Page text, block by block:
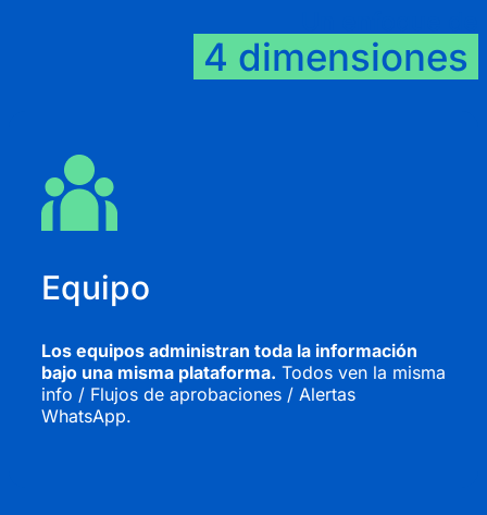
4 dimensiones
Equipo
Los equipos administran toda la información
bajo una misma plataforma. Todos ven la misma
info / Flujos de aprobaciones / Alertas
WhatsApp.